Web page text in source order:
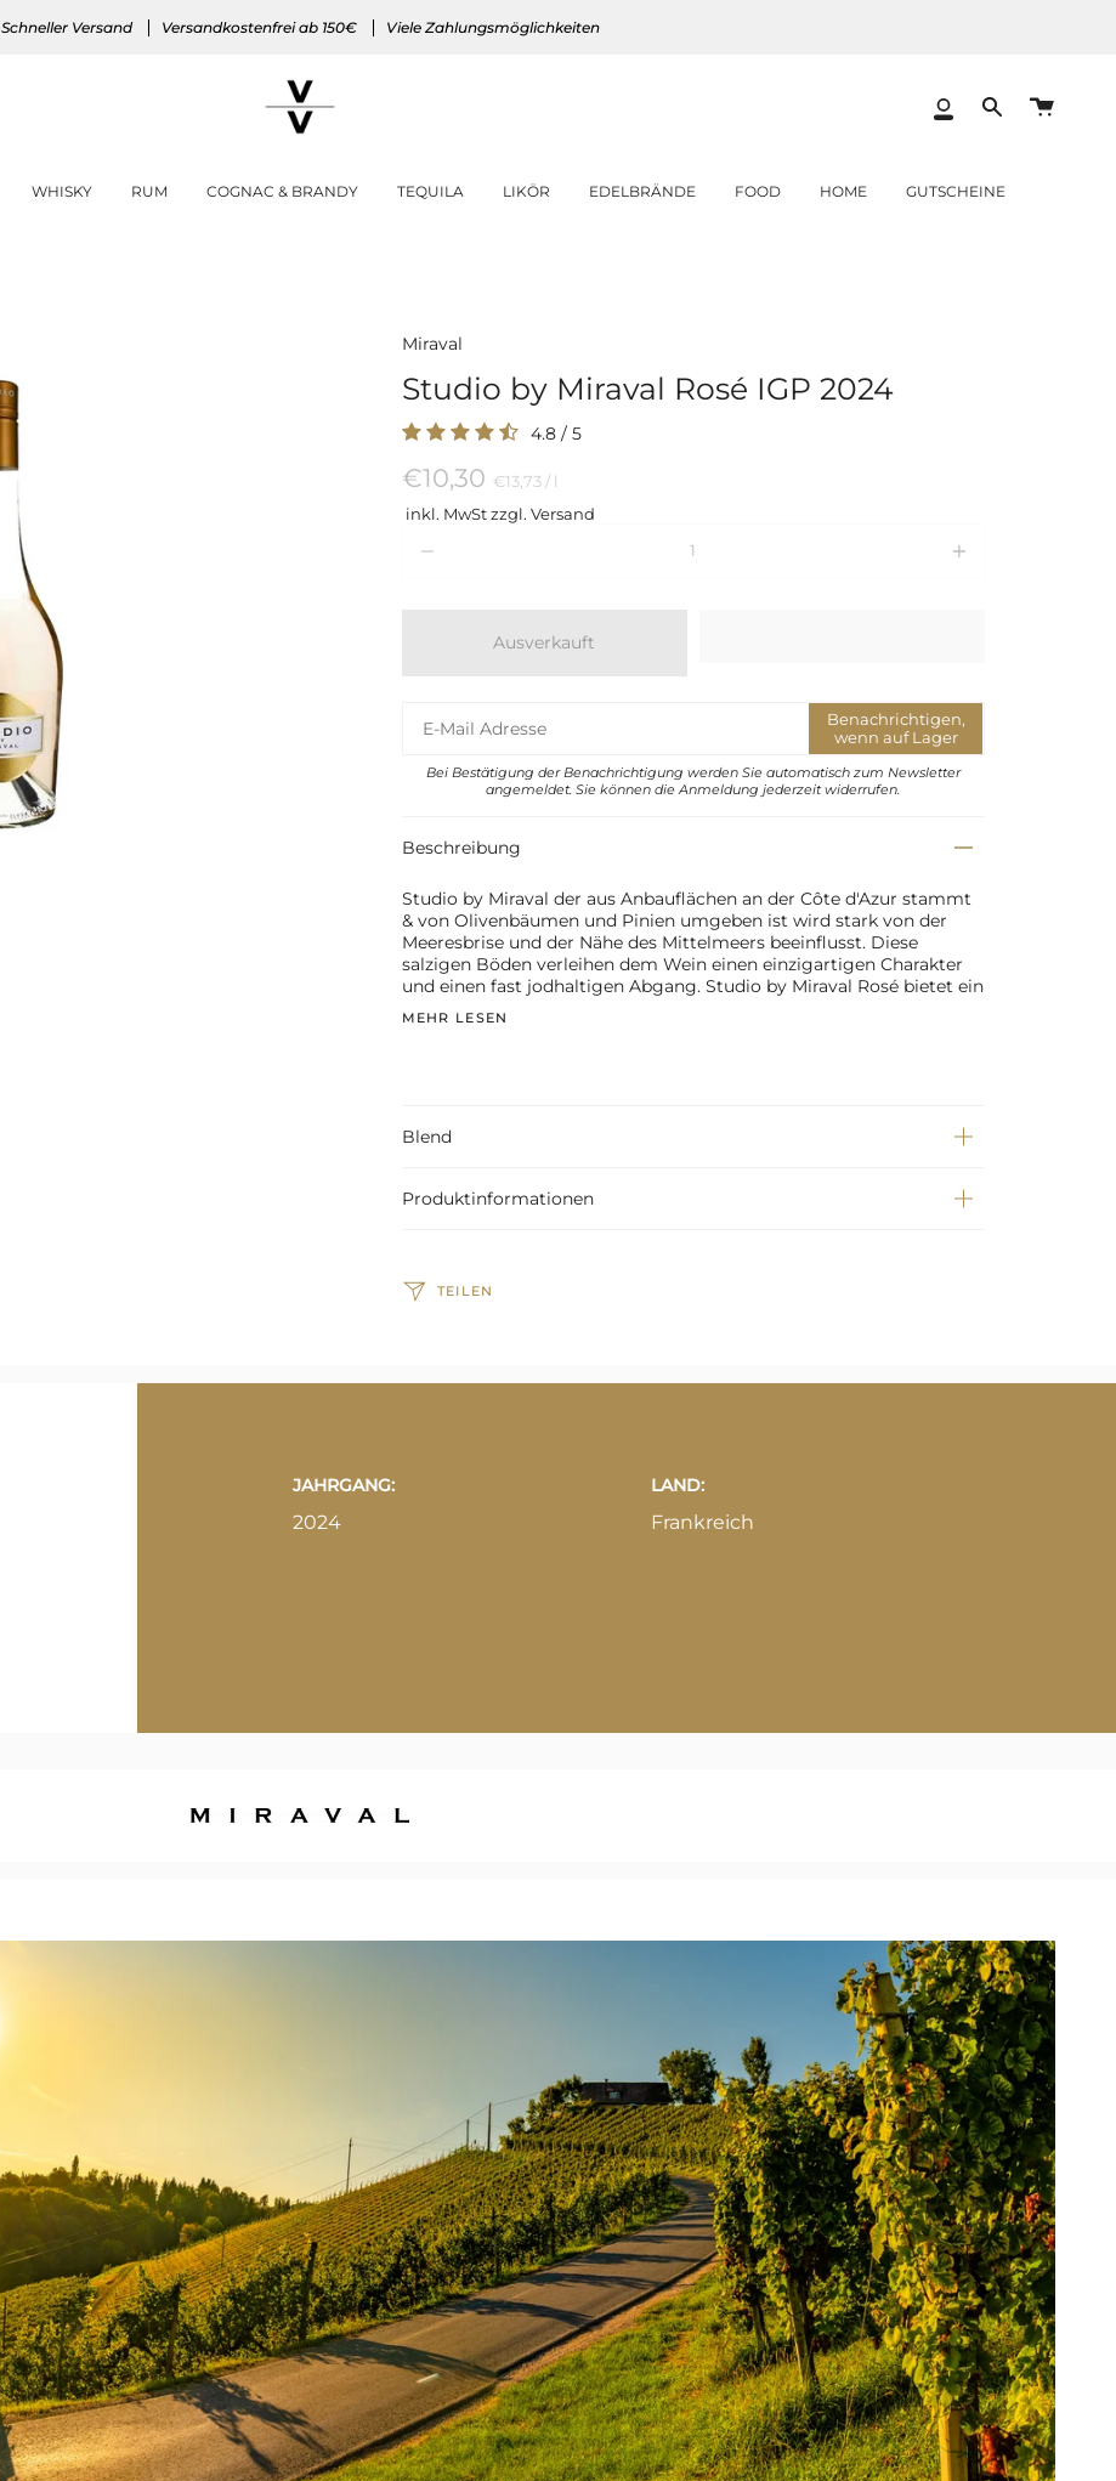
Schneller Versand Versandkostenfrei ab 150€ Viele Zahlungsmöglichkeiten
Mein
Translation
WHISKY RUM COGNAC & BRANDY TEQUILA LIKÖR EDELBRÄNDE FOOD HOME GUTSCHEINE
Miraval
Studio by Miraval Rosé IGP 2024
4.8/ 5
€10,30 Preis
Einheit
€13,73 /per
l
inkl. MwSt zzgl. Versand
Ausverkauft
Benachrichtigen,
wenn auf Lager
Bei Bestätigung der Benachrichtigung werden Sie automatisch zum Newsletter
angemeldet. Sie können die Anmeldung jederzeit widerrufen.
Beschreibung
Studio by Miraval der aus Anbauflächen an der Côte d'Azur stammt
& von Olivenbäumen und Pinien umgeben ist wird stark von der
Meeresbrise und der Nähe des Mittelmeers beeinflusst. Diese
salzigen Böden verleihen dem Wein einen einzigartigen Charakter
und einen fast jodhaltigen Abgang. Studio by Miraval Rosé bietet ein
MEHR LESEN
Blend
Produktinformationen
TEILEN
JAHRGANG:
2024
LAND:
Frankreich